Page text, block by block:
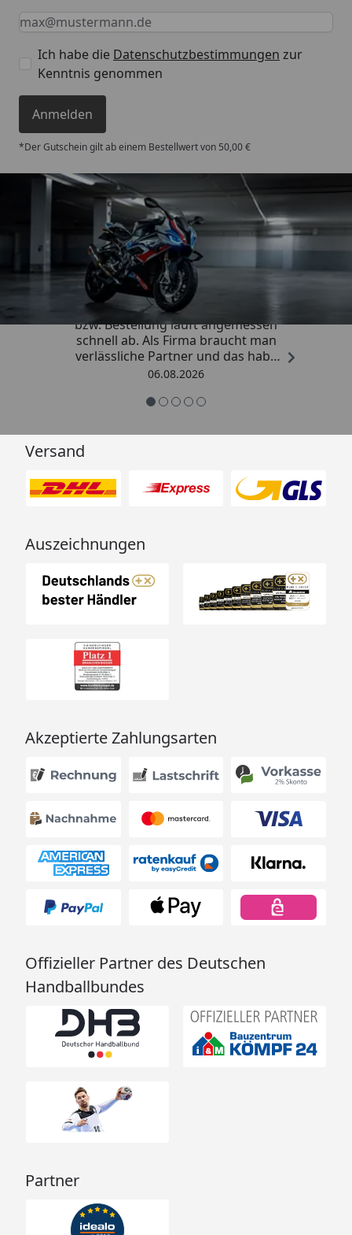
Keine Eingabe erforderlich
Eingabe erforderlich
E-Mail *
Ich habe die Datenschutzbestimmungen zur
Kenntnis genommen
Anmelden
*Der Gutschein gilt ab einem Bestellwert von 50,00 €
Trusted Shops
4,85/ 5
„Die Abwicklung eines Auftrages
bzw. Bestellung läuft angemessen
schnell ab. Als Firma braucht man
verlässliche Partner und das habe
ich hier gefunden.“
06.08.2026
Versand
Auszeichnungen
Akzeptierte Zahlungsarten
Offizieller Partner des Deutschen
Handballbundes
Partner